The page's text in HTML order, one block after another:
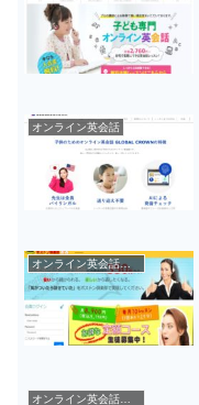
オンライン英会話
オンライン英会話一覧
オンライン英会話一覧